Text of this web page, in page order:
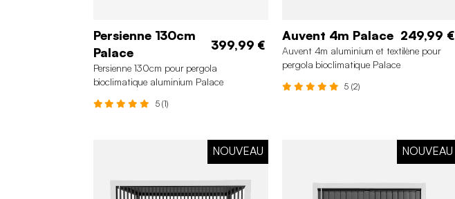
Persienne 130cm
Palace
399,99 €
Persienne 130cm pour pergola
bioclimatique aluminium Palace
5 (1)
Auvent 4m Palace 249,99 €
Auvent 4m aluminium et textilène pour
pergola bioclimatique Palace
5 (2)
NOUVEAU NOUVEAU